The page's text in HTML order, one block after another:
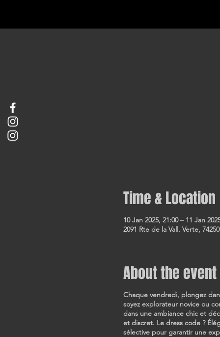
Time & Location
10 Jan 2025, 21:00 – 11 Jan
2091 Rte de la Vall. Verte,
About the event
Chaque vendredi, plongez
soyez explorateur novice ou
dans une ambiance chic et
et discret. Le dress code ?
sélective pour garantir une